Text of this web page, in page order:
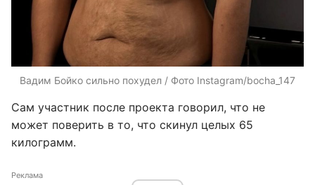
Вадим Бойко сильно похудел / Фото Instagram/bocha_147
Сам участник после проекта говорил, что не
может поверить в то, что скинул целых 65
килограмм.
Реклама